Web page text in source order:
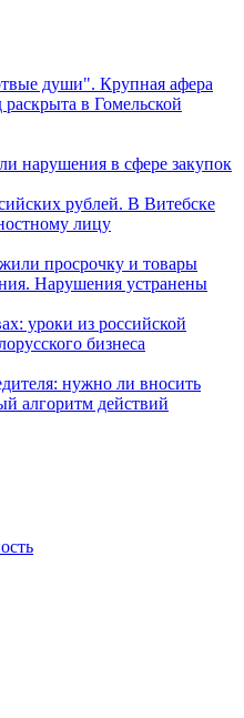
души". Крупная афера
в Гомельской
нарушения в сфере закупок
рублей. В Витебске
лицу
просрочку и товары
Нарушения устранены
уроки из российской
бизнеса
нужно ли вносить
алгоритм действий